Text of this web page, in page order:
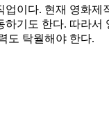
이다. 현재 영화제
기도 한다. 따라서
도 탁월해야 한다.